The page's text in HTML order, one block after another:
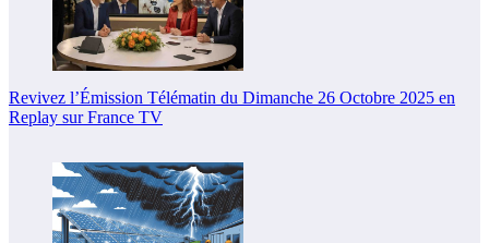
Revivez l’Émission Télématin du Dimanche 26 Octobre 2025 en
Replay sur France TV